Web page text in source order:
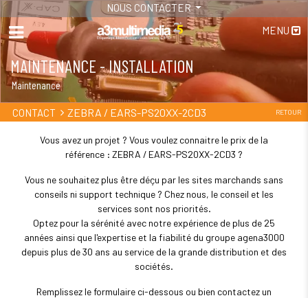
NOUS CONTACTER
MENU
MAINTENANCE - INSTALLATION
Maintenance
CONTACT ZEBRA / EARS-PS20XX-2CD3 RETOUR
Vous avez un projet ? Vous voulez connaitre le prix de la
référence : ZEBRA / EARS-PS20XX-2CD3 ?
Vous ne souhaitez plus être déçu par les sites marchands sans
conseils ni support technique ? Chez nous, le conseil et les
services sont nos priorités.
Optez pour la sérénité avec notre expérience de plus de 25
années ainsi que l'expertise et la fiabilité du groupe agena3000
depuis plus de 30 ans au service de la grande distribution et des
sociétés.
Remplissez le formulaire ci-dessous ou bien contactez un